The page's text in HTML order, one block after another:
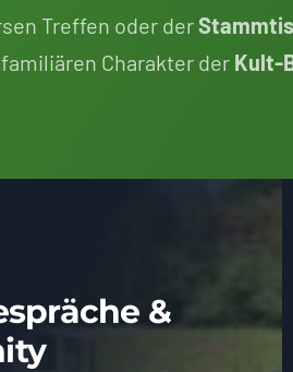
Treffen oder der
Charakter der Kult-
&